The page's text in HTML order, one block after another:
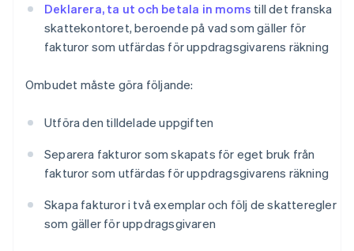
Deklarera, ta ut och betala in moms till det franska
skattekontoret, beroende på vad som gäller för
fakturor som utfärdas för uppdragsgivarens räkning
Ombudet måste göra följande:
Utföra den tilldelade uppgiften
Separera fakturor som skapats för eget bruk från
fakturor som utfärdas för uppdragsgivarens räkning
Skapa fakturor i två exemplar och följ de skatteregler
som gäller för uppdragsgivaren